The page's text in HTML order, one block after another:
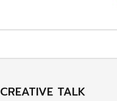
CREATIVE TALK